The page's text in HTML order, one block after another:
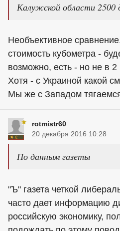
Калужской области 2500
Необъективное
стоимость кубометра -
возможно, есть - но не в 2
Хотя - с Украиной какой
Мы же с Западом
rotmistr60
20 декабря 2016 10:28
По данным газеты
"Ъ" газета четкой
часто дает информацию
российскую экономику,